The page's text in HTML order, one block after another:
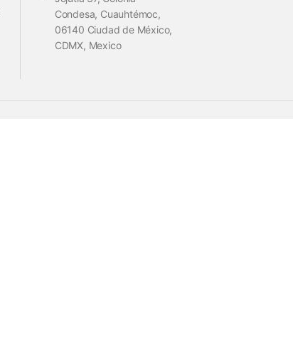
Condesa, Cuauhtémoc,
06140 Ciudad de México,
CDMX, Mexico